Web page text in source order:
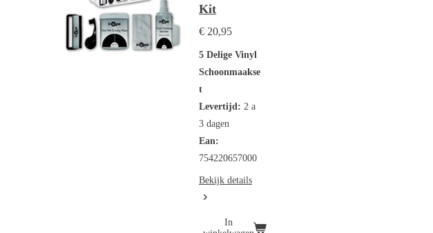
Kit
€ 20,95
5 Delige Vinyl
Schoonmaakse
t
Levertijd: 2 a
3 dagen
Ean:
754220657000
Bekijk details
In